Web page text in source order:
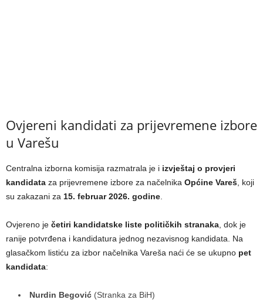
Ovjereni kandidati za prijevremene izbore
u Varešu
Centralna izborna komisija razmatrala je i izvještaj o provjeri
kandidata za prijevremene izbore za načelnika Općine Vareš, koji
su zakazani za 15. februar 2026. godine.
Ovjereno je četiri kandidatske liste političkih stranaka, dok je
ranije potvrđena i kandidatura jednog nezavisnog kandidata. Na
glasačkom listiću za izbor načelnika Vareša naći će se ukupno pet
kandidata:
Nurdin Begović (Stranka za BiH)